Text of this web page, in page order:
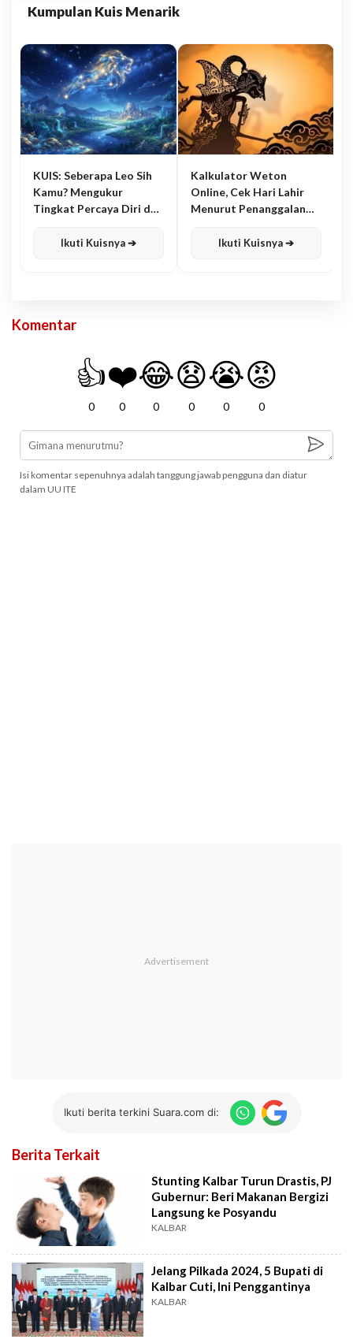
Kumpulan Kuis Menarik
KUIS: Seberapa Leo Sih
Kamu? Mengukur
Tingkat Percaya Diri dan
Ikuti Kuisnya ➔
Kalkulator Weton
Online, Cek Hari Lahir
Menurut Penanggalan
Ikuti Kuisnya ➔
Komentar
👍
0
❤️
0
😂
0
😧
0
😭
0
😡
0
Isi komentar sepenuhnya adalah tanggung jawab pengguna dan diatur
dalam UU ITE
Ikuti berita terkini Suara.com di:
Berita Terkait
Stunting Kalbar Turun Drastis, PJ
Gubernur: Beri Makanan Bergizi
Langsung ke Posyandu
KALBAR
Jelang Pilkada 2024, 5 Bupati di
Kalbar Cuti, Ini Penggantinya
KALBAR